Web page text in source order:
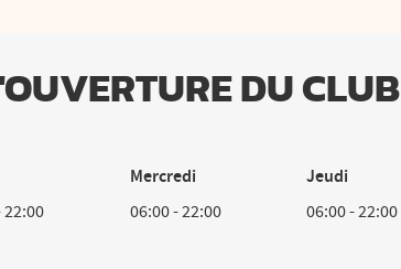
DU CLUB
22:00
Mercredi
06:00-22:00
Jeudi
06:00-22:00